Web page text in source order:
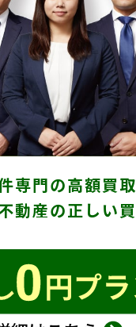
対応エリア
東京
新宿
仙台
高崎
横浜
大和
埼玉
専門の高額買
動産の正しい